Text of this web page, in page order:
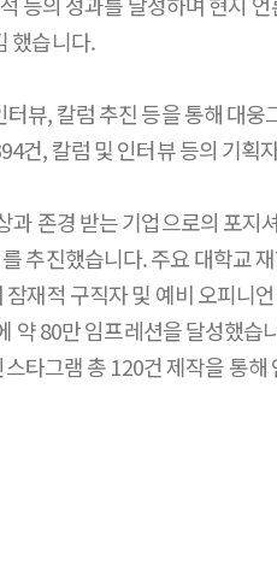
했습니다.
뷰, 칼럼 추진 등을 통해 대
건, 칼럼 및 인터뷰 등의 기획
과 존경 받는 기업으로의 포지
추진했습니다. 주요 대학교
재적 구직자 및 예비 오피니
약 80만 임프레션을 달성했
타그램 총 120건 제작을 통